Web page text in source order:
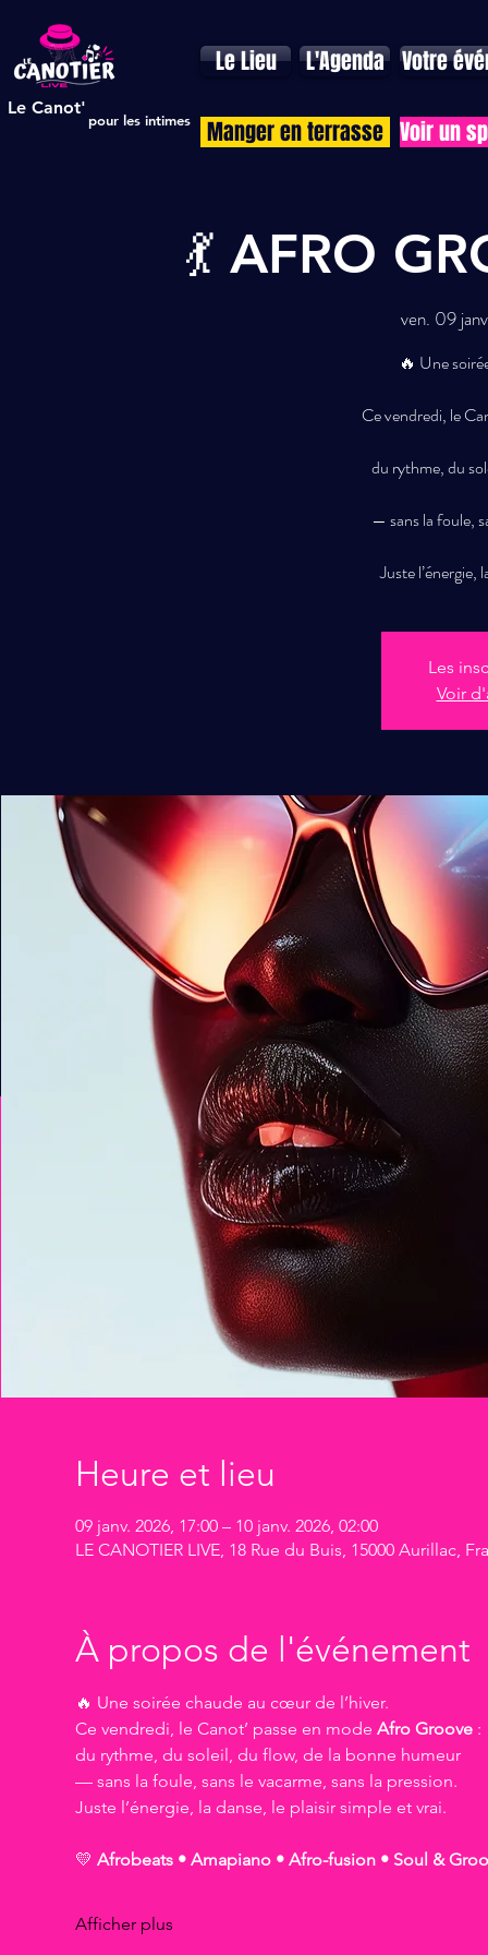
Le Canot'
pour les intimes
Le Lieu L'Agenda Votre
Manger en terrasse Voir un
💃 AFRO
ven. 09
🔥 Une
Ce vendredi, le
du rythme, du
— sans la foule,
Juste l’énergie,
Les
Voir
Heure et lieu
09 janv. 2026, 17:00 – 10 janv. 2026, 02:00
LE CANOTIER LIVE, 18 Rue du Buis, 15000 Aurillac,
À propos de l'événement
🔥 Une soirée chaude au cœur de l’hiver.
Ce vendredi, le Canot’ passe en mode Afro Groove :
du rythme, du soleil, du flow, de la bonne humeur
— sans la foule, sans le vacarme, sans la pression.
Juste l’énergie, la danse, le plaisir simple et vrai.
💛 Afrobeats • Amapiano • Afro-fusion • Soul &
Afficher plus